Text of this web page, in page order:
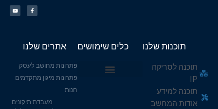
תוכנות שלנו
תוכנה לסריקה
IP
תוכנה למידע
אודות המחשב
כלים שימושים אתרים שלנו
פתרונות מחושב לעסק
פתרונות מיגון מתקדמים
חנות
מעבדת תיקונים